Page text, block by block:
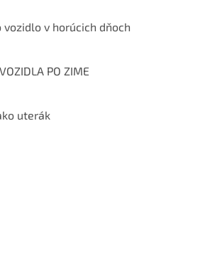
v horúcich dňoch
PO ZIME
uterák